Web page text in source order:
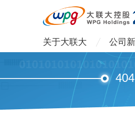
关于大联大 公司